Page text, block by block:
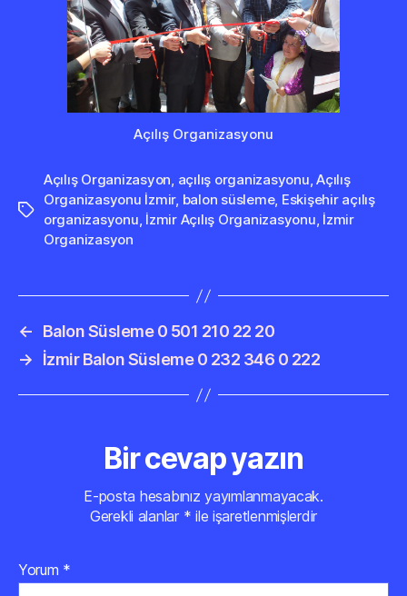
Açılış Organizasyonu
Etiketler
Açılış Organizasyon, açılış organizasyonu,Açılış
Organizasyonu İzmir, balon süsleme, Eskişehir açılış
organizasyonu, İzmir Açılış Organizasyonu, İzmir
Organizasyon
←
Balon Süsleme 0 501 210 22 20
→
İzmir Balon Süsleme 0 232 346 0 222
Bir cevap yazın
E-posta hesabınız yayımlanmayacak.
Gerekli alanlar * ile işaretlenmişlerdir
Yorum *